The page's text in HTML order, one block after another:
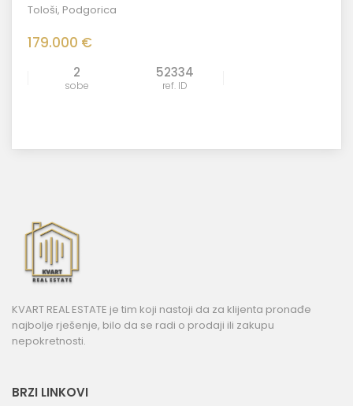
Tološi, Podgorica
179.000 €
2
sobe
52334
ref. ID
KVART REAL ESTATE je tim koji nastoji da za klijenta pronađe
najbolje rješenje, bilo da se radi o prodaji ili zakupu
nepokretnosti.
BRZI LINKOVI